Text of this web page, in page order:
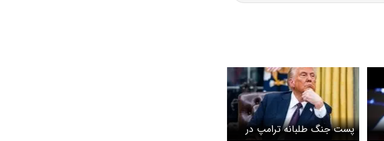
پست جنگ طلبانه ترامپ در